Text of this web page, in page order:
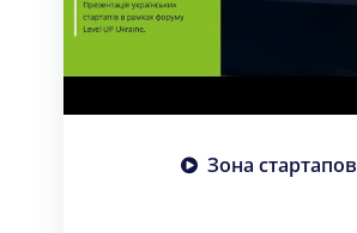
Зона стартапов